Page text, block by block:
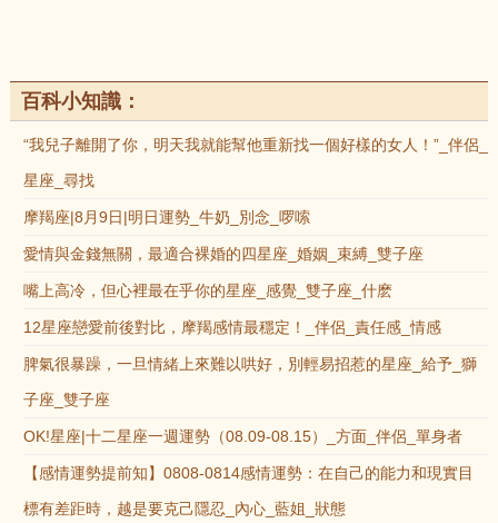
百科小知識：
“我兒子離開了你，明天我就能幫他重新找一個好樣的女人！”_伴侶_
星座_尋找
摩羯座|8月9日|明日運勢_牛奶_別念_啰嗦
愛情與金錢無關，最適合裸婚的四星座_婚姻_束縛_雙子座
嘴上高冷，但心裡最在乎你的星座_感覺_雙子座_什麽
12星座戀愛前後對比，摩羯感情最穩定！_伴侶_責任感_情感
脾氣很暴躁，一旦情緒上來難以哄好，別輕易招惹的星座_給予_獅
子座_雙子座
OK!星座|十二星座一週運勢（08.09-08.15）_方面_伴侶_單身者
【感情運勢提前知】0808-0814感情運勢：在自己的能力和現實目
標有差距時，越是要克己隱忍_內心_藍姐_狀態